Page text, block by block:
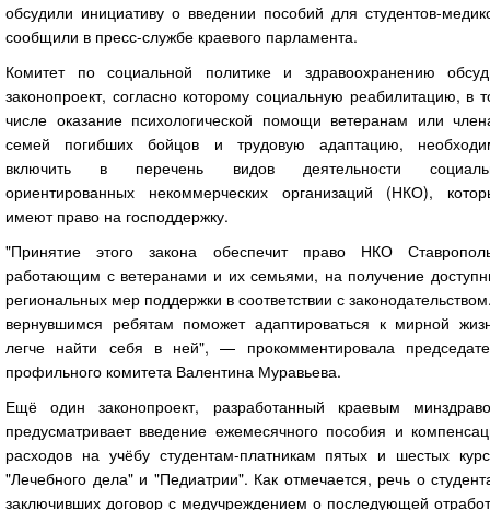
обсудили инициативу о введении пособий для студентов-
сообщили в пресс-службе краевого парламента.
Комитет по социальной политике и здравоохранению
законопроект, согласно которому социальную реабилитацию, в
числе оказание психологической помощи ветеранам или
семей погибших бойцов и трудовую адаптацию,
включить в перечень видов деятельности
ориентированных некоммерческих организаций (НКО),
имеют право на господдержку.
"Принятие этого закона обеспечит право НКО
работающим с ветеранами и их семьями, на получение
региональных мер поддержки в соответствии с
вернувшимся ребятам поможет адаптироваться к мирной
легче найти себя в ней", — прокомментировала
профильного комитета Валентина Муравьева.
Ещё один законопроект, разработанный краевым
предусматривает введение ежемесячного пособия и
расходов на учёбу студентам-платникам пятых и шестых
"Лечебного дела" и "Педиатрии". Как отмечается, речь о
заключивших договор с медучреждением о последующей